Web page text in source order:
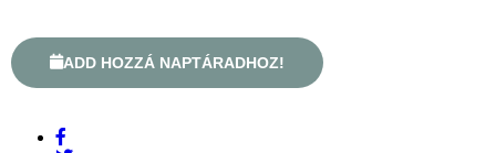
ADD HOZZÁ NAPTÁRADHOZ!